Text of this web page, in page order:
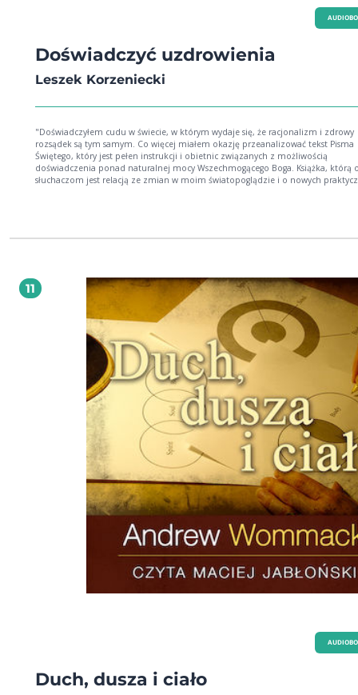
Doświadczyć uzdrowienia
Leszek Korzeniecki
"Doświadczyłem cudu w świecie, w którym wydaje się, że racjonalizm i zdrowy
rozsądek są tym samym. Co więcej miałem okazję przeanalizować tekst Pisma
Świętego, który jest pełen instrukcji i obietnic związanych z możliwością
doświadczenia ponad naturalnej mocy Wszechmogącego Boga. Książka, którą
słuchaczom jest relacją ze zmian w moim światopoglądzie i o nowych
11
Duch, dusza i ciało